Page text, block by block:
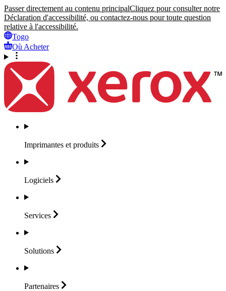
Passer directement au contenu principalCliquez pour consulter notre
Déclaration d'accessibilité, ou contactez-nous pour toute question
relative à l'accessibilité.
Togo
Où Acheter
Imprimantes et produits
Logiciels
Services
Solutions
Partenaires